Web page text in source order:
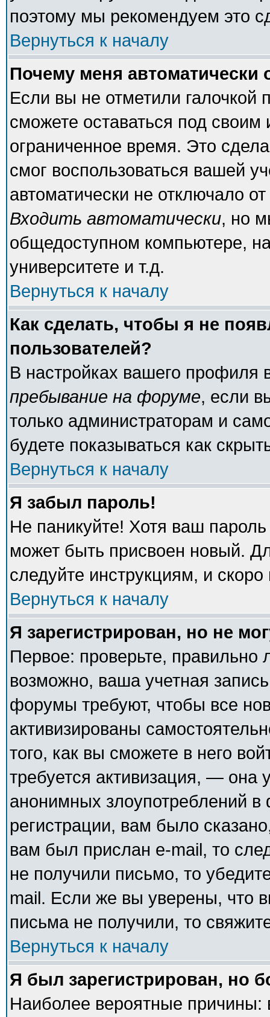
поэтому мы рекомендуем это
Вернуться к началу
Почему меня автоматически
Если вы не отметили галочкой
сможете оставаться под
ограниченное время. Это
смог воспользоваться вашей
автоматически не отключало
Входить автоматически, но
общедоступном компьютере,
университете и т.д.
Вернуться к началу
Как сделать, чтобы я не
пользователей?
В настройках вашего
пребывание на форуме, если
только администраторам и
будете показываться как
Вернуться к началу
Я забыл пароль!
Не паникуйте! Хотя ваш
может быть присвоен новый.
следуйте инструкциям, и
Вернуться к началу
Я зарегистрирован, но не
Первое: проверьте,
возможно, ваша учетная
форумы требуют, чтобы все
активизированы
того, как вы сможете в него
требуется активизация, — она
анонимных злоупотреблений
регистрации, вам было
вам был прислан e-mail, то
не получили письмо, то
mail. Если же вы уверены, что
письма не получили, то
Вернуться к началу
Я был зарегистрирован, но
Наиболее вероятные